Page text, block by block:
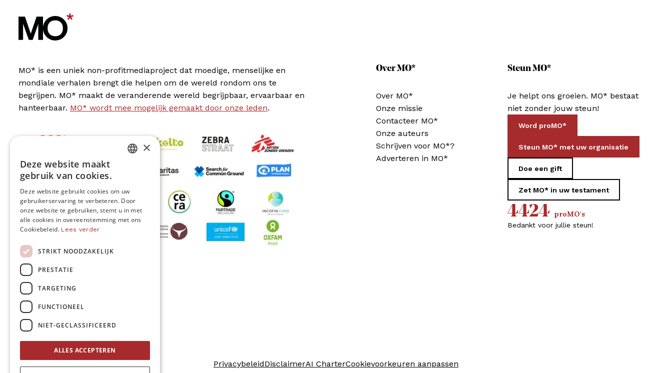
MO* is een uniek non-profitmediaproject dat moedige, menselijke en
mondiale verhalen brengt die helpen om de wereld rondom ons te
begrijpen. MO* maakt de veranderende wereld begrijpbaar, ervaarbaar en
hanteerbaar. MO* wordt mee mogelijk gemaakt door onze leden.
MO* wordt gesteund door
Volg ons
Over MO*
Over MO*
Onze missie
Contacteer MO*
Onze auteurs
Schrijven voor MO*?
Adverteren in MO*
Steun MO*
Je helpt ons groeien. MO* bestaat
niet zonder jouw steun!
Word proMO*
Steun MO* met uw organisatie
Doe een gift
Zet MO* in uw testament
4424 proMO's
Bedankt voor jullie steun!
PrivacybeleidDisclaimerAI CharterCookievoorkeuren aanpassen
ENGLISH
×
Deze website maakt
gebruik van cookies.
Deze website gebruikt cookies om uw
gebruikerservaring te verbeteren. Door
onze website te gebruiken, stemt u in met
alle cookies in overeenstemming met ons
Cookiebeleid. Lees verder
STRIKT NOODZAKELIJK
PRESTATIE
TARGETING
FUNCTIONEEL
NIET-GECLASSIFICEERD
ALLES ACCEPTEREN